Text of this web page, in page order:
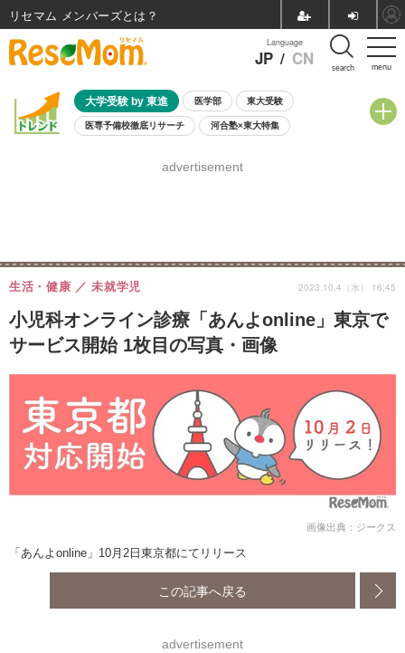
menu
Language
JP / CN search
大学受験 by 東進 医学部 東大受験
医専予備校徹底リサーチ 河合塾×東大特集
8月開催学校説明会・相談会
advertisement
小児科オンライン診療「あんよonline」東京で
サービス開始 1枚目の写真・画像
生活・健康 未就学児 2023.10.4（水） 16:45
画像出典：ジークス
「あんよonline」10月2日東京都にてリリース
この記事へ戻る
advertisement
リセマム メンバーズ